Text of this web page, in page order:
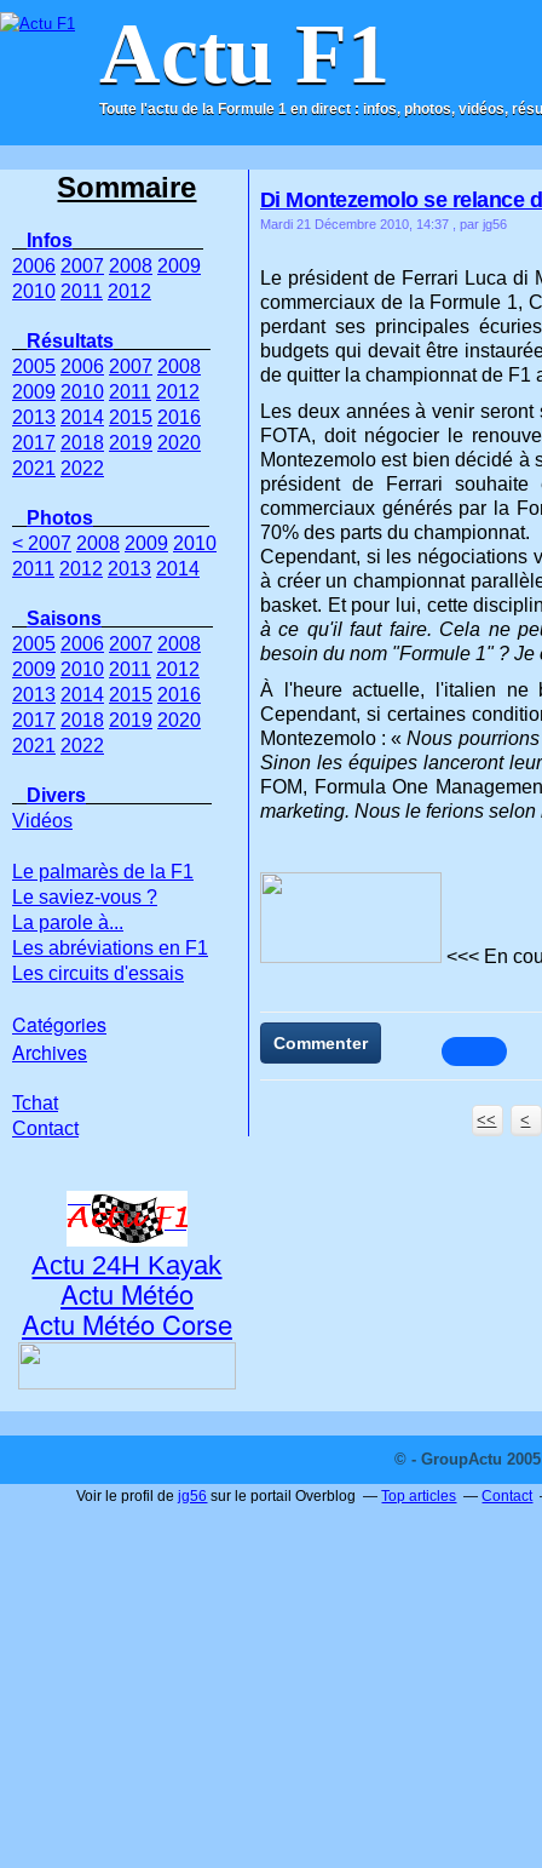
Actu F1
Toute l'actu de la Formule 1 en direct : infos, photos, vidéos,
ACCUEIL CONTACT
Di Montezemolo se relance
Mardi 21 Décembre 2010, 14:37 , par jg56
Le président de Ferrari Luca di
commerciaux de la Formule 1,
perdant ses principales
budgets qui devait être
de quitter la championnat de F1
Les deux années à venir
FOTA, doit négocier le
Montezemolo est bien décidé à
président de Ferrari
commerciaux générés par la
70% des parts du championnat.
Cependant, si les négociations
à créer un championnat
basket. Et pour lui, cette
à ce qu'il faut faire. Cela ne
besoin du nom "Formule 1" ?
À l'heure actuelle, l'italien ne
Cependant, si certaines
Montezemolo : «Nous
Sinon les équipes lanceront
FOM, Formula One
marketing. Nous le ferions
<<< En
Commenter
<< <
Sommaire
Infos
2006 2007 2008 2009
2010 2011 2012
Résultats
2005 2006 2007 2008
2009 2010 2011 2012
2013 2014 2015 2016
2017 2018 2019 2020
2021 2022
Photos
< 2007 2008 2009 2010
2011 2012 2013 2014
Saisons
2005 2006 2007 2008
2009 2010 2011 2012
2013 2014 2015 2016
2017 2018 2019 2020
2021 2022
Divers
Vidéos
Le palmarès de la F1
Le saviez-vous ?
La parole à...
Les abréviations en F1
Les circuits d'essais
Catégories
Archives
Tchat
Contact
Actu 24H Kayak
Actu Météo
Actu Météo Corse
© - GroupActu
Voir le profil dejg56 sur le portail Overblog Top articles Contact